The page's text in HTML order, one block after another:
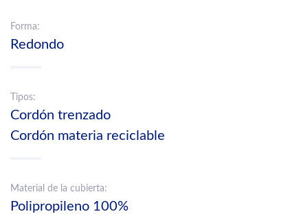
Forma:
Redondo
Tipos:
Cordón trenzado
Cordón materia reciclable
Material de la cubierta:
Polipropileno 100%